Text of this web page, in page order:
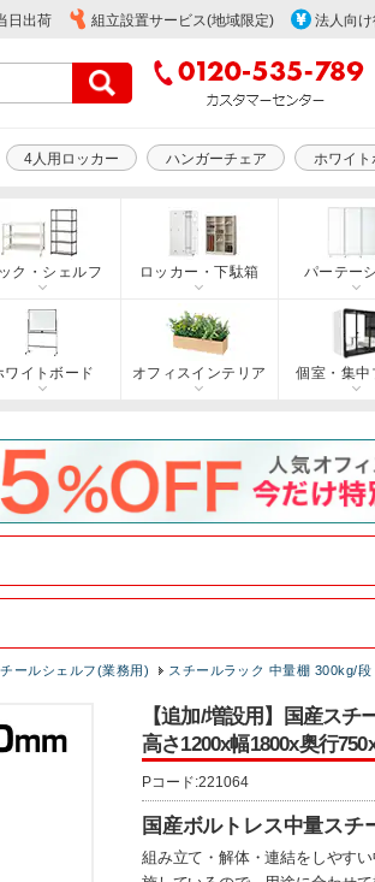
日出荷 組立設置サービス(地域限定) 法人向
4人用ロッカー ハンガーチェア ホワイ
ク・シェルフ ロッカー・下駄箱 パーテー
ワイトボード オフィスインテリア 個室・集中
ールシェルフ(業務用) スチールラック 中量棚 300kg/段
【追加/増設用】国産ス
高さ1200x幅1800x奥行
Pコード:221064
国産ボルトレス中量スチ
組み立て・解体・連結をしやす